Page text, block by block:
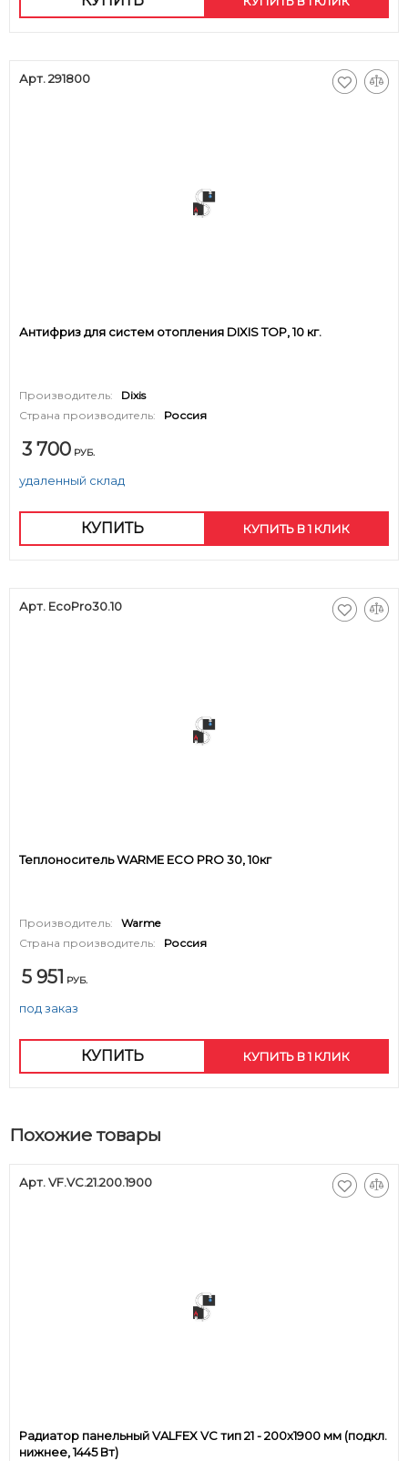
Арт. 291800
Антифриз для систем отопления DIXIS TOP, 10 кг.
Производитель:
Dixis
Страна производитель:
Россия
3 700 РУБ.
удаленный склад
КУПИТЬ КУПИТЬ В 1 КЛИК
Арт. EcoPro30.10
Теплоноситель WARME ECO PRO 30, 10кг
Производитель:
Warme
Страна производитель:
Россия
5 951 РУБ.
под заказ
КУПИТЬ КУПИТЬ В 1 КЛИК
Похожие товары
Арт. VF.VC.21.200.1900
Радиатор панельный VALFEX VC тип 21 - 200x1900 мм (подкл.
нижнее, 1445 Вт)